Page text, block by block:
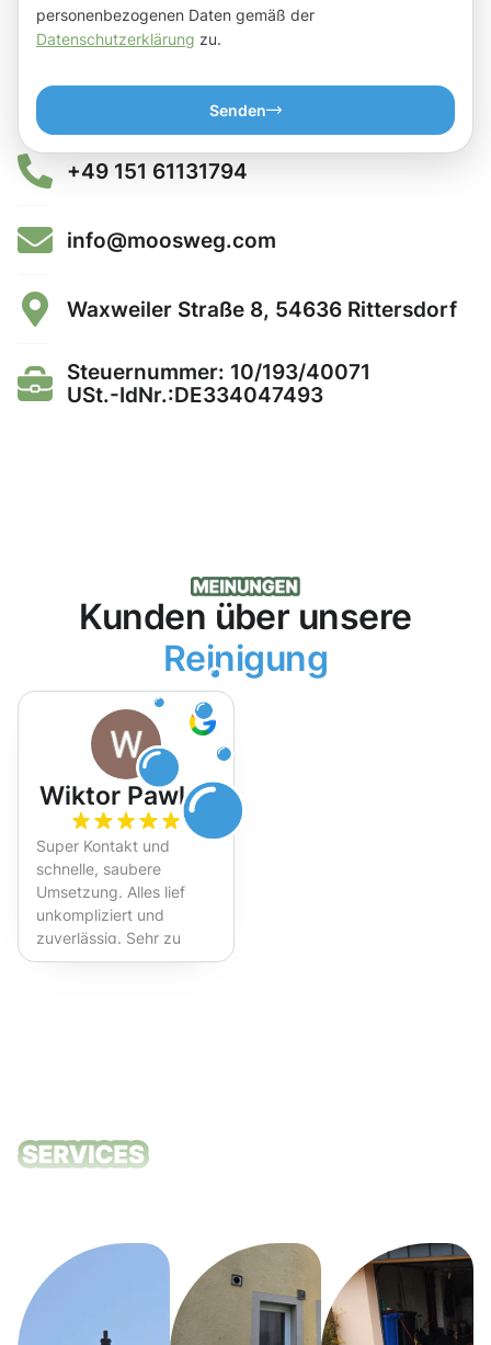
personenbezogenen Daten gemäß der
Datenschutzerklärung zu.
Senden
+49 151 61131794
info@moosweg.com
Waxweiler Straße 8, 54636 Rittersdorf
Steuernummer: 10/193/40071
USt.-IdNr.:DE334047493
Kunden über unsere
Reinigung
Wiktor Pawlak
Super Kontakt und
schnelle, saubere
Umsetzung. Alles lief
unkompliziert und
zuverlässig. Sehr zu
empfehlen!